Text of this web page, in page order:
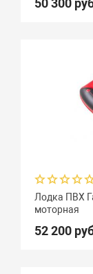
50 300
Лодка ПВХ
моторная
52 200